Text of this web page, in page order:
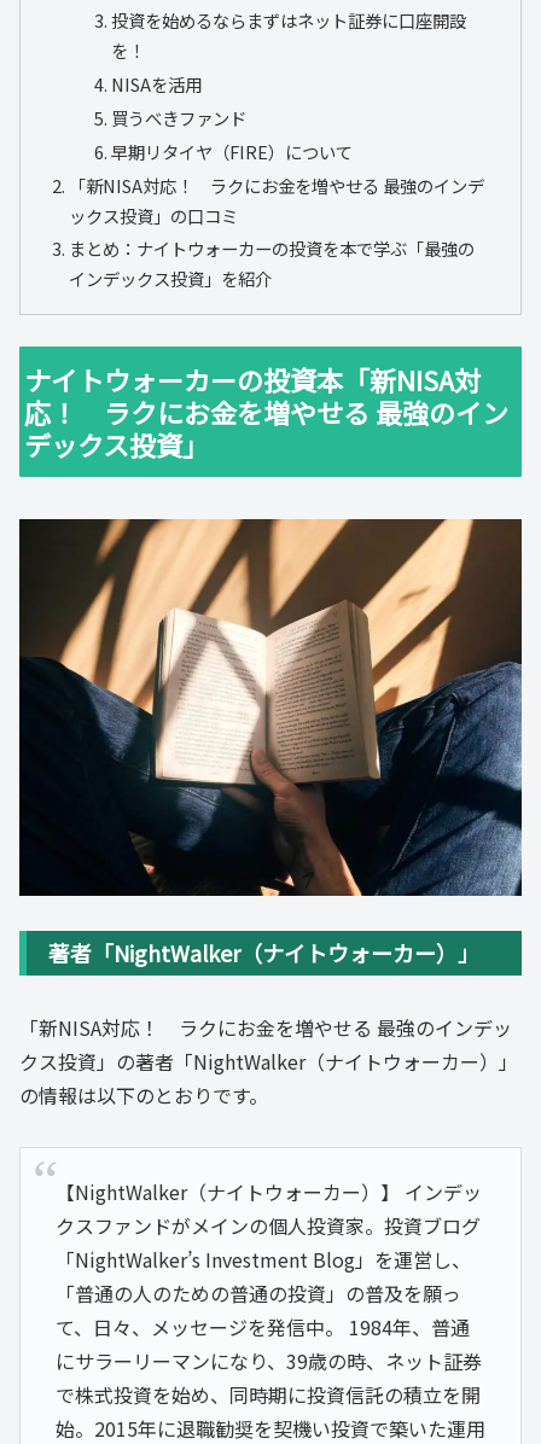
投資を始めるならまずはネット証券に口座開設
を！
NISAを活用
買うべきファンド
早期リタイヤ（FIRE）について
「新NISA対応！ ラクにお金を増やせる 最強のインデ
ックス投資」の口コミ
まとめ：ナイトウォーカーの投資を本で学ぶ「最強の
インデックス投資」を紹介
ナイトウォーカーの投資本「新NISA対
応！ ラクにお金を増やせる 最強のイン
デックス投資」
著者「NightWalker（ナイトウォーカー）」
「新NISA対応！ ラクにお金を増やせる 最強のインデッ
クス投資」の著者「NightWalker（ナイトウォーカー）」
の情報は以下のとおりです。
【NightWalker（ナイトウォーカー）】 インデッ
クスファンドがメインの個人投資家。投資ブログ
「NightWalker’s Investment Blog」を運営し、
「普通の人のための普通の投資」の普及を願っ
て、日々、メッセージを発信中。 1984年、普通
にサラーリーマンになり、39歳の時、ネット証券
で株式投資を始め、同時期に投資信託の積立を開
始。2015年に退職勧奨を契機い投資で築いた運用